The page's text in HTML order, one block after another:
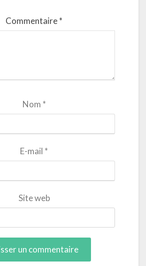
Commentaire*
Nom *
E-mail *
Site web